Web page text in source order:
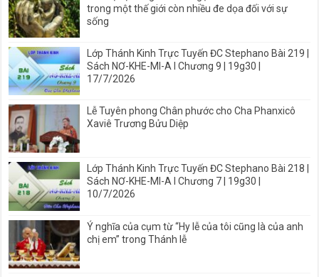
trong một thế giới còn nhiều đe dọa đối với sự
sống
Lớp Thánh Kinh Trực Tuyến ĐC Stephano Bài 219 |
Sách NƠ-KHE-MI-A I Chương 9 | 19g30 |
17/7/2026
Lễ Tuyên phong Chân phước cho Cha Phanxicô
Xaviê Trương Bửu Diệp
Lớp Thánh Kinh Trực Tuyến ĐC Stephano Bài 218 |
Sách NƠ-KHE-MI-A I Chương 7 | 19g30 |
10/7/2026
Ý nghĩa của cụm từ “Hy lễ của tôi cũng là của anh
chị em” trong Thánh lễ